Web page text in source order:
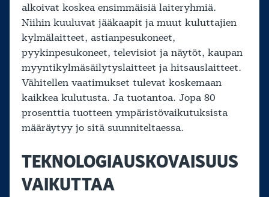
alkoivat koskea ensimmäisiä laiteryhmiä.
Niihin kuuluvat jääkaapit ja muut kuluttajien
kylmälaitteet, astianpesukoneet,
pyykinpesukoneet, televisiot ja näytöt, kaupan
myyntikylmäsäilytyslaitteet ja hitsauslaitteet.
Vähitellen vaatimukset tulevat koskemaan
kaikkea kulutusta. Ja tuotantoa. Jopa 80
prosenttia tuotteen ympäristövaikutuksista
määräytyy jo sitä suunniteltaessa.
TEKNOLOGIAUSKOVAISUUS
VAIKUTTAA